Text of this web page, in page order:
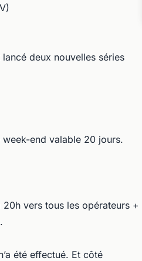
deux nouvelles séries
end valable 20 jours.
vers tous les opérateurs +
été effectué. Et côté